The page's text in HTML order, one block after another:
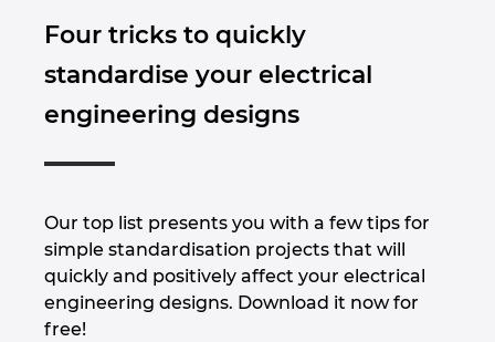
Four tricks to quickly
standardise your electrical
engineering designs
Our top list presents you with a few tips for
simple standardisation projects that will
quickly and positively affect your electrical
engineering designs. Download it now for
free!